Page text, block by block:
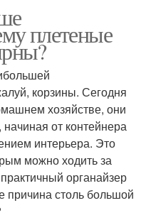
плетеные
корзины. Сегодня
хозяйстве, они
от контейнера
интерьера. Это
можно ходить за
органайзер
причина столь большой